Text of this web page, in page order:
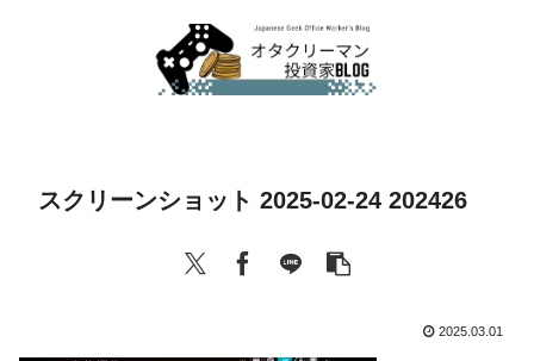
スクリーンショット 2025-02-24 202426
2025.03.01